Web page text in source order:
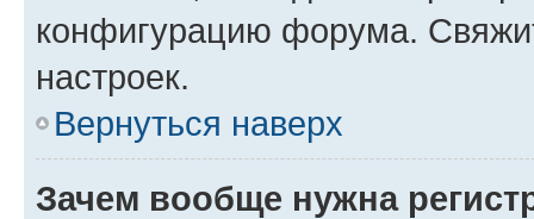
конфигурацию форума.
настроек.
Вернуться наверх
Зачем вообще нужна